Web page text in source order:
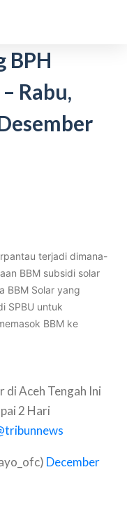
BPH
Rabu,
terjadi dimana-
BBM subsidi solar
BBM Solar yang
SPBU untuk
BBM ke
di Aceh Tengah Ini
2 Hari
December